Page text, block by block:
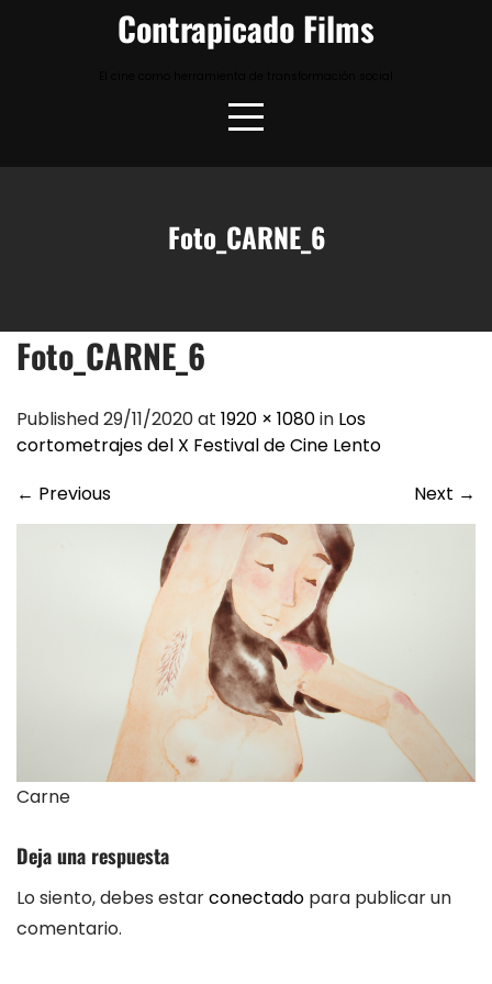
Contrapicado Films
Foto_CARNE_6
Foto_CARNE_6
Published 29/11/2020 at 1920 × 1080in Los
cortometrajes del X Festival de Cine Lento
← Previous Next →
Carne
Deja una respuesta
Lo siento, debes estarconectado para publicar un
comentario.